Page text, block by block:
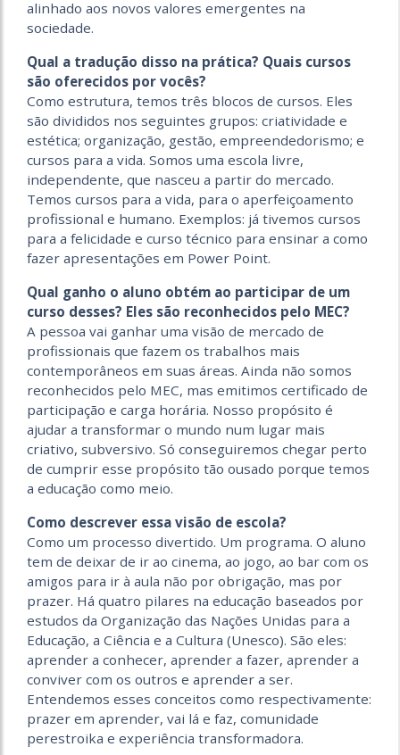
alinhado aos novos valores emergentes na
sociedade.
Qual a tradução disso na prática? Quais cursos
são oferecidos por vocês?
Como estrutura, temos três blocos de cursos. Eles
são divididos nos seguintes grupos: criatividade e
estética; organização, gestão, empreendedorismo; e
cursos para a vida. Somos uma escola livre,
independente, que nasceu a partir do mercado.
Temos cursos para a vida, para o aperfeiçoamento
profissional e humano. Exemplos: já tivemos cursos
para a felicidade e curso técnico para ensinar a como
fazer apresentações em Power Point.
Qual ganho o aluno obtém ao participar de um
curso desses? Eles são reconhecidos pelo MEC?
A pessoa vai ganhar uma visão de mercado de
profissionais que fazem os trabalhos mais
contemporâneos em suas áreas. Ainda não somos
reconhecidos pelo MEC, mas emitimos certificado de
participação e carga horária. Nosso propósito é
ajudar a transformar o mundo num lugar mais
criativo, subversivo. Só conseguiremos chegar perto
de cumprir esse propósito tão ousado porque temos
a educação como meio.
Como descrever essa visão de escola?
Como um processo divertido. Um programa. O aluno
tem de deixar de ir ao cinema, ao jogo, ao bar com os
amigos para ir à aula não por obrigação, mas por
prazer. Há quatro pilares na educação baseados por
estudos da Organização das Nações Unidas para a
Educação, a Ciência e a Cultura (Unesco). São eles:
aprender a conhecer, aprender a fazer, aprender a
conviver com os outros e aprender a ser.
Entendemos esses conceitos como respectivamente:
prazer em aprender, vai lá e faz, comunidade
perestroika e experiência transformadora.